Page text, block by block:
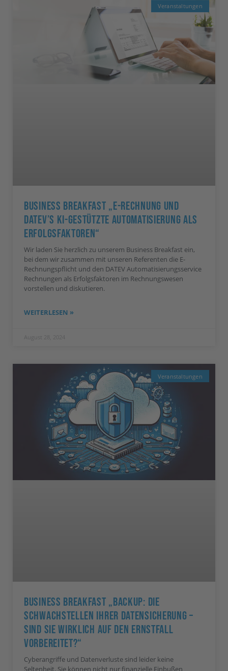
Veranstaltungen
Business Breakfast „E-Rechnung Und
DATEV’s KI-Gestützte Automatisierung Als
Erfolgsfaktoren“
Wir laden Sie herzlich zu unserem Business Breakfast ein,
bei dem wir zusammen mit unseren Referenten die E-
Rechnungspflicht und den DATEV Automatisierungsservice
Rechnungen als Erfolgsfaktoren im Rechnungswesen
vorstellen und diskutieren.
WEITERLESEN »
August 28, 2024
Veranstaltungen
Business Breakfast „Backup: Die
Schwachstellen Ihrer Datensicherung –
Sind Sie Wirklich Auf Den Ernstfall
Vorbereitet?“
Cyberangriffe und Datenverluste sind leider keine
Seltenheit. Sie können nicht nur finanzielle Einbußen